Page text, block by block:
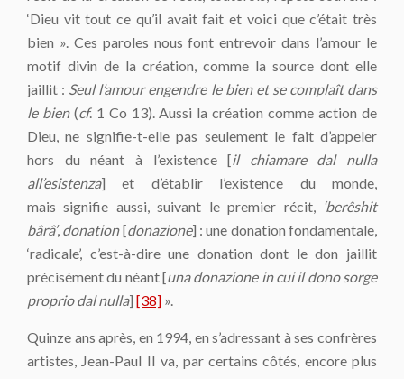
‘Dieu vit tout ce qu’il avait fait et voici que c’était très
bien ». Ces paroles nous font entrevoir dans l’amour le
motif divin de la création, comme la source dont elle
jaillit : Seul l’amour engendre le bien et se complaît dans
le bien(cf. 1 Co 13). Aussi la création comme action de
Dieu, ne signifie-t-elle pas seulement le fait d’appeler
hors du néant à l’existence [il chiamare dal nulla
all’esistenza] et d’établir l’existence du monde,
mais signifie aussi, suivant le premier récit, ‘berêshit
bârâ’, donation[donazione] : une donation fondamentale,
‘radicale’, c’est-à-dire une donation dont le don jaillit
précisément du néant [una donazione in cui il dono sorge
proprio dal nulla] [38] ».
Quinze ans après, en 1994, en s’adressant à ses confrères
artistes, Jean-Paul II va, par certains côtés, encore plus